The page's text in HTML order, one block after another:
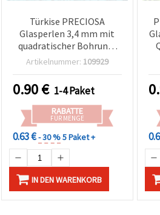
Türkise PRECIOSA
Glasperlen 3,4 mm mit
quadratischer Bohrung,
20 g (ca. 320 Stück) - Ideal
Basteln & DIY-Projekte
Artikelnummer: 109929
0.90€ 1-4 Paket
RABATTE
FÜR MENGE
0.63 €- 30 %5 Paket +
IN DEN WARENKORB